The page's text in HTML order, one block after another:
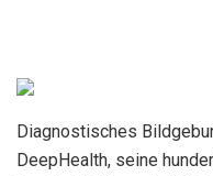
Diagnostisches
DeepHealth, seine